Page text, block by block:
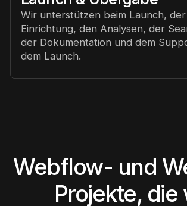
Wir unterstützen beim Launch, der
Einrichtung, den Analysen, der
der Dokumentation und dem
dem Launch.
Webflow- und
Projekte, die